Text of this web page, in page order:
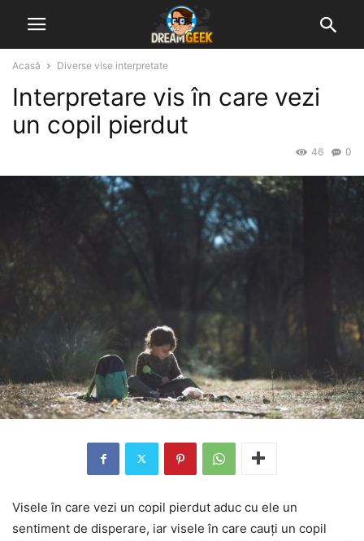
Acasă Diverse vise interpretate
Interpretare vis în care vezi
un copil pierdut
0
46
Visele în care vezi un copil pierdut aduc cu ele un
sentiment de disperare, iar visele în care cauți un copil